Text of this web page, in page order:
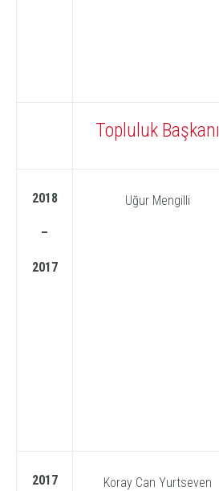
Topluluk Başkanı
2018
–
2017
Uğur Mengilli
2017 Koray Can Yurtseven